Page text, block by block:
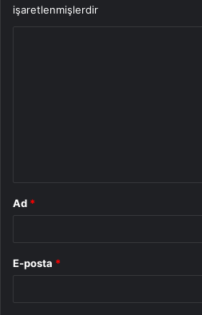
işaretlenmişlerdir
Ad *
E-posta *